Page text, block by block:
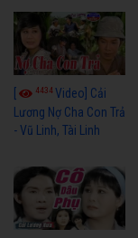
4434Video] Cải
Lương Nợ Cha Con Trả
- Vũ Linh, Tài Linh